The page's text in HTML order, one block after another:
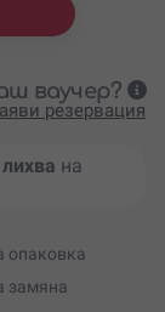
ваучер?
резервация
лихва на
опаковка
замяна